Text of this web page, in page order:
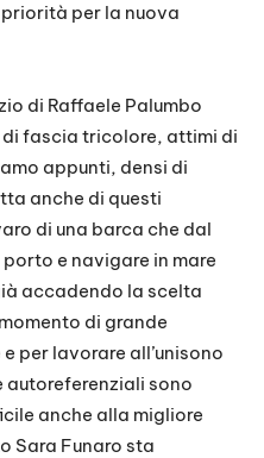
per la nuova
di Raffaele Palumbo
fascia tricolore, attimi di
appunti, densi di
anche di questi
di una barca che dal
e navigare in mare
accadendo la scelta
di grande
per lavorare all’unisono
sono
anche alla migliore
Sara Funaro sta